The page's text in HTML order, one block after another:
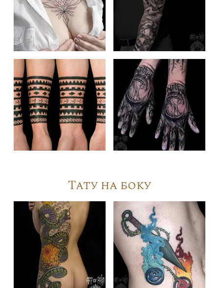
Тату на боку